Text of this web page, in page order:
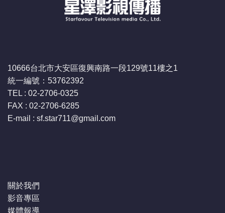
10666台北市大安區復興南路一段129號11樓之1
統一編號：53762392
TEL : 02-2706-0325
FAX : 02-2706-6285
E-mail : sf.star711@gmail.com
關於我們
影音專區
媒體報導